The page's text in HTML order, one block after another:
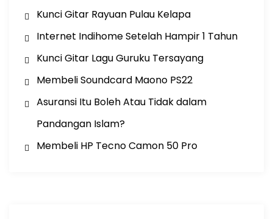
Kunci Gitar Rayuan Pulau Kelapa
Internet Indihome Setelah Hampir 1 Tahun
Kunci Gitar Lagu Guruku Tersayang
Membeli Soundcard Maono PS22
Asuransi Itu Boleh Atau Tidak dalam
Pandangan Islam?
Membeli HP Tecno Camon 50 Pro